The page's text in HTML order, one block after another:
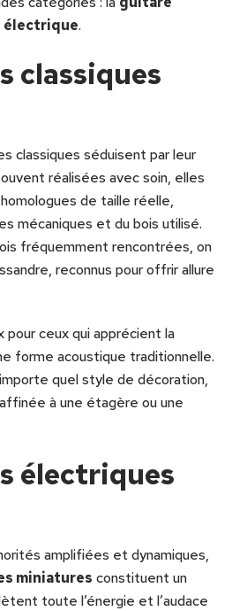
électrique.
classiques
classiques séduisent par leur
réalisées avec soin, elles
de taille réelle,
mécaniques et du bois utilisé.
fréquemment rencontrées, on
reconnus pour offrir allure
ceux qui apprécient la
forme acoustique traditionnelle.
quel style de décoration,
à une étagère ou une
électriques
amplifiées et dynamiques,
miniatures constituent un
toute l’énergie et l’audace